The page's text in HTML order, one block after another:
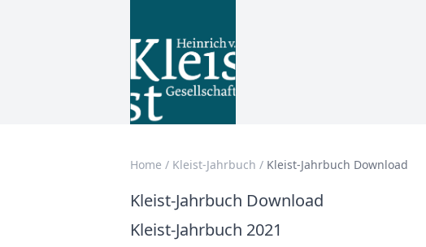
Home / Kleist-Jahrbuch / Kleist-Jahrbuch Download
Kleist-Jahrbuch Download
Kleist-Jahrbuch 2021